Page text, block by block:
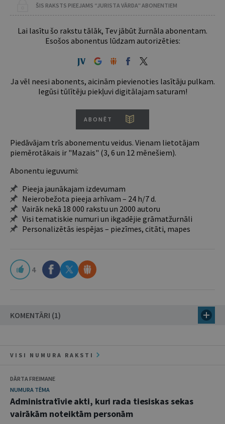
ŠIS RAKSTS PIEEJAMS “JURISTA VĀRDA” ABONENTIEM
Lai lasītu šo rakstu tālāk, Tev jābūt žurnāla abonentam.
Esošos abonentus lūdzam autorizēties:
Ja vēl neesi abonents, aicinām pievienoties lasītāju pulkam.
Iegūsi tūlītēju piekļuvi digitālajam saturam!
ABONĒT
Piedāvājam trīs abonementu veidus. Vienam lietotājam
piemērotākais ir "Mazais" (3, 6 un 12 mēnešiem).
Abonentu ieguvumi:
Pieeja jaunākajam izdevumam
Neierobežota pieeja arhīvam – 24 h/7 d.
Vairāk nekā 18 000 rakstu un 2000 autoru
Visi tematiskie numuri un ikgadējie grāmatžurnāli
Personalizētās iespējas – piezīmes, citāti, mapes
4
KOMENTĀRI (1)
VISI NUMURA RAKSTI
DĀRTA FREIMANE
NUMURA TĒMA
Administratīvie akti, kuri rada tiesiskas sekas
vairākām noteiktām personām